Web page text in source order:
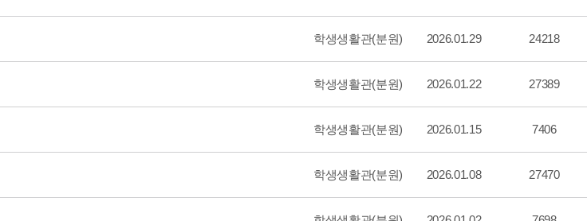
학생생활관(분원) 2026.01.29 24218
학생생활관(분원) 2026.01.22 27389
학생생활관(분원) 2026.01.15 7406
학생생활관(분원) 2026.01.08 27470